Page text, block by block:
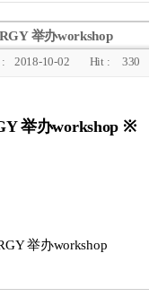
举办workshop
2018-10-02 Hit : 330
举办workshop ※
举办workshop